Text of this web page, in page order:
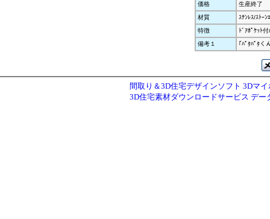
価格
生産終了
材質
ｽﾃﾝﾚｽ/ｽﾄｰﾝ
特徴
ﾄﾞｱﾎﾟｹｯﾄ
備考１
｢ﾊﾟﾀﾊﾟﾀく
間取り＆3D住宅デザインソフト 3Dマ
3D住宅素材ダウンロードサービス デー